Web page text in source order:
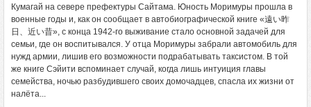
Кумагай на севере префектуры Сайтама. Юность Моримуры прошла в
военные годы и, как он сообщает в автобиографической книге «遠い昨
日、近い昔», с конца 1942-го выживание стало основной задачей для
семьи, где он воспитывался. У отца Моримуры забрали автомобиль для
нужд армии, лишив его возможности подрабатывать таксистом. В той
же книге Сэйити вспоминает случай, когда лишь интуиция главы
семейства, ночью разбудившего своих домочадцев, спасла их жизни от
налёта...